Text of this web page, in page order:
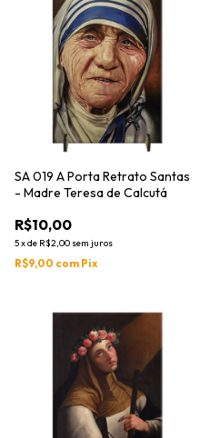
SA 019 A Porta Retrato Santas
- Madre Teresa de Calcutá
R$10,00
5xde R$2,00 sem juros
R$9,00 com Pix